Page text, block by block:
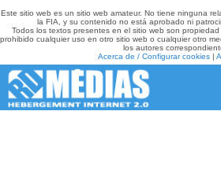
Este sitio web es un sitio web amateur. No tiene ninguna
la FIA, y su contenido no está aprobado ni
Todos los textos presentes en el sitio web son
prohibido cualquier uso en otro sitio web o cualquier otro
los autores
Acerca de / Configurar cookies|